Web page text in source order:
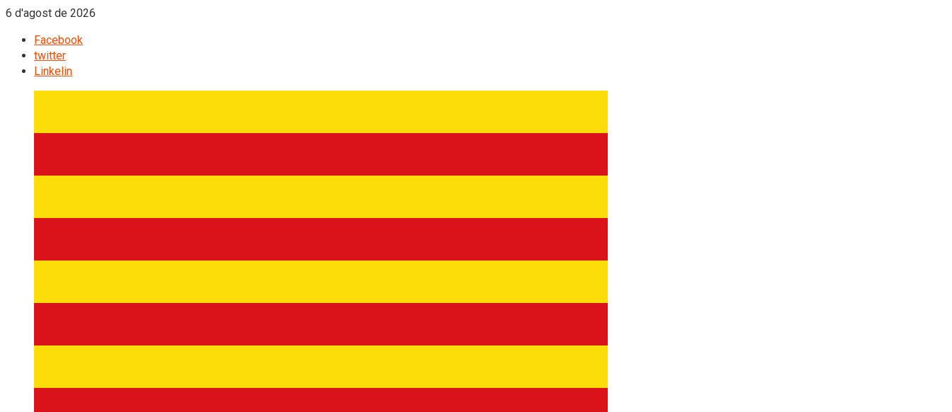
6 d'agost de 2026
Facebook
twitter
Linkelin